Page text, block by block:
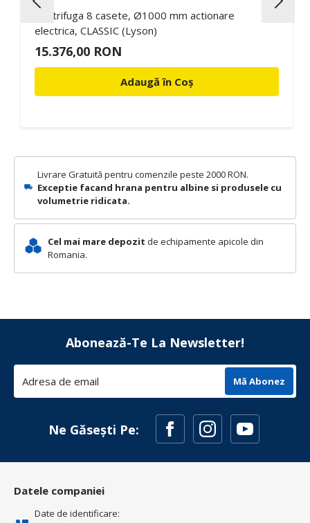
Livrare Gratuită pentru comenzile peste 2000 RON.
Exceptie facand hrana pentru albine si produsele cu
volumetrie ridicata.
Cel mai mare depozit de echipamente apicole din
Romania.
Centrifuga 8 casete, Ø1000 mm actionare
electrica, CLASSIC (Lyson)
15.376,00 RON
Adaugă în Coș
Abonează-Te La Newsletter!
Mă Abonez
Ne Găsești Pe:
Datele companiei
Date de identificare: